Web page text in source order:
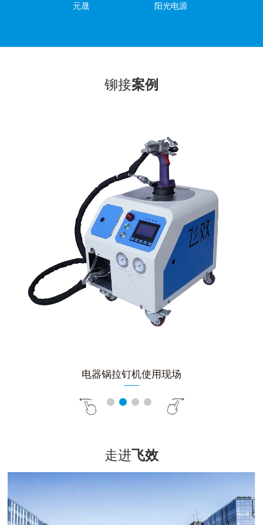
元晟 阳光电源
铆接案例
电器锅拉钉机使用现场
走进飞效